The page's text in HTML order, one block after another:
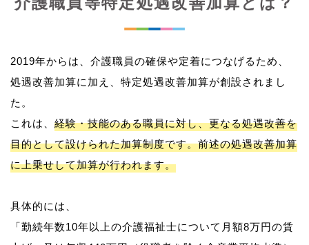
2019年からは、介護職員の確保や定着につなげるため、
処遇改善加算に加え、特定処遇改善加算が創設されまし
た。
これは、 経験・技能のある職員に対し、更なる処遇改善を
目的として設けられた加算制度です。前述の処遇改善加算
に上乗せして加算が行われます。
具体的には、
「勤続年数10年以上の介護福祉士について月額8万円の賃